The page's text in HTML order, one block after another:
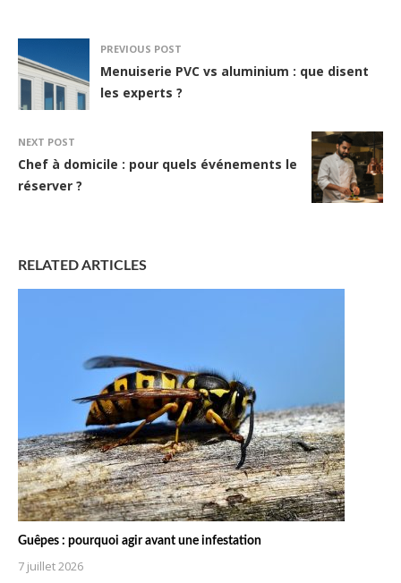
PREVIOUS POST
Menuiserie PVC vs aluminium : que disent
les experts ?
NEXT POST
Chef à domicile : pour quels événements le
réserver ?
RELATED ARTICLES
Guêpes : pourquoi agir avant une infestation
7 juillet 2026